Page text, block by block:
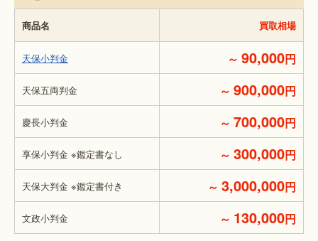
商品名 買取相場
天保小判金 ～ 90,000円
天保五両判金 ～ 900,000円
慶長小判金 ～ 700,000円
享保小判金 ※鑑定書なし ～ 300,000円
天保大判金 ※鑑定書付き ～ 3,000,000円
文政小判金 ～ 130,000円